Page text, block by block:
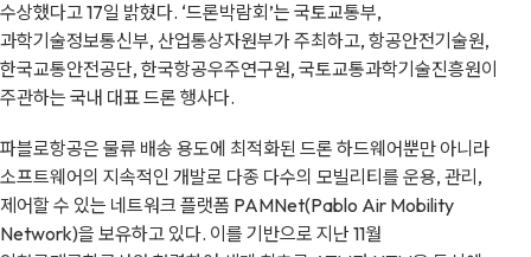
수상했다고 17일 밝혔다. ‘드론박람회’는 국토교통부,
과학기술정보통신부, 산업통상자원부가 주최하고, 항공안전기술원,
한국교통안전공단, 한국항공우주연구원, 국토교통과학기술진흥원이
주관하는 국내 대표 드론 행사다.
파블로항공은 물류 배송 용도에 최적화된 드론 하드웨어뿐만 아니라
소프트웨어의 지속적인 개발로 다종 다수의 모빌리티를 운용, 관리,
제어할 수 있는 네트워크 플랫폼 PAMNet(Pablo Air Mobility
Network)을 보유하고 있다. 이를 기반으로 지난 11월